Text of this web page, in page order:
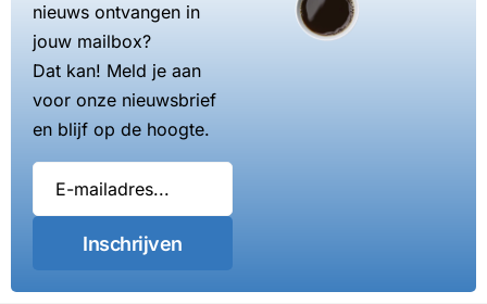
nieuws ontvangen in
jouw mailbox?
Dat kan! Meld je aan
voor onze nieuwsbrief
en blijf op de hoogte.
Inschrijven